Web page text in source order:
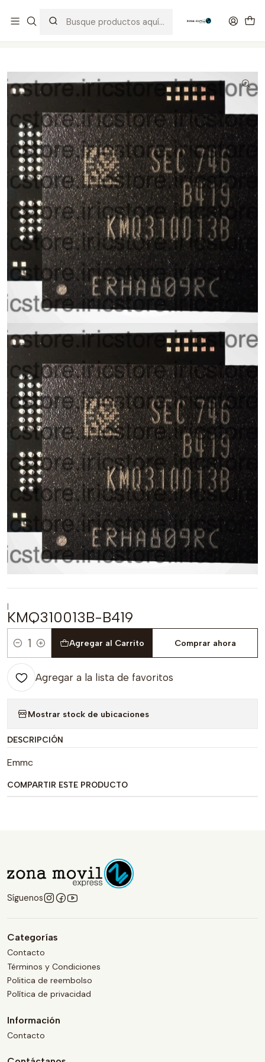
|
KMQ310013B-B419
Cantidad
Agregar al Carrito Comprar ahora
Agregar a la lista de favoritos
Mostrar stock de ubicaciones
DESCRIPCIÓN
Emmc
COMPARTIR ESTE PRODUCTO
Síguenos
Categorías
Contacto
Términos y Condiciones
Politica de reembolso
Política de privacidad
Información
Contacto